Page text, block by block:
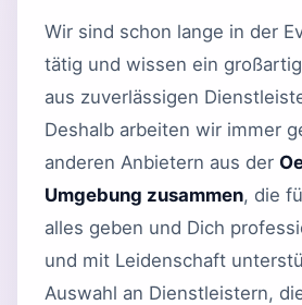
Wir sind schon lange in der
tätig und wissen ein
aus zuverlässigen
Deshalb arbeiten wir immer
anderen Anbietern aus der
Umgebung zusammen, die
alles geben und Dich
und mit Leidenschaft
Auswahl an Dienstleistern,